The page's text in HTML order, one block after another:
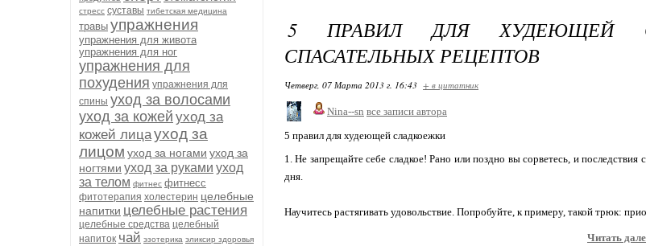
стресс суставы тибетская медицина
травы упражнения
упражнения для живота
упражнения для ног
упражнения для
похудения упражнения для
спины уход за волосами
уход за кожей уход за
кожей лицауход за
лицом уход за ногами уход за
ногтями уход за руками уход
за телом фитнес фитнесс
фитотерапия холестерин целебные
напитки целебные растения
целебные средства целебный
напиток чай эзотерика эликсир здоровья
5 ПРАВИЛ ДЛЯ ХУДЕЮЩЕЙ
СПАСАТЕЛЬНЫХ РЕЦЕПТОВ
Четверг, 07 Марта 2013 г. 16:43 + в цитатник
Nina--sn все записи автора
5 правил для худеющей сладкоежки
1. Не запрещайте себе сладкое! Рано или поздно вы сорветесь, и
дня.
Научитесь растягивать удовольствие. Попробуйте, к примеру, такой трюк:
Читать